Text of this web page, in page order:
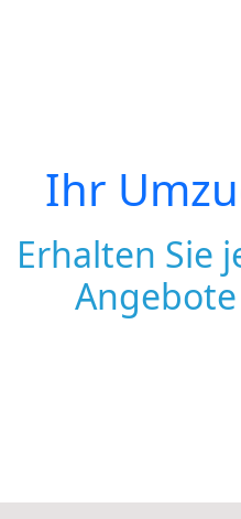
Ihr
Erhalten Sie
Angebote